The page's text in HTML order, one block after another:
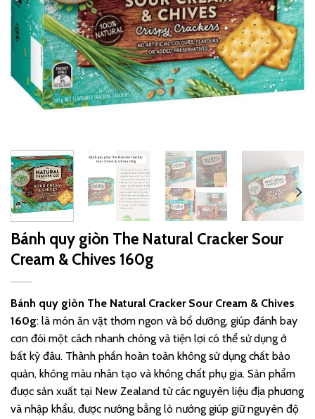
Bánh quy giòn The Natural Cracker Sour
Cream & Chives 160g
Bánh quy giòn The Natural Cracker Sour Cream & Chives
160g: là món ăn vặt thơm ngon và bổ dưỡng, giúp đánh bay
cơn đói một cách nhanh chóng và tiện lợi có thể sử dụng ở
bất kỳ đâu. Thành phần hoàn toàn không sử dụng chất bảo
quản, không màu nhân tạo và không chất phụ gia. Sản phẩm
được sản xuất tại New Zealand từ các nguyên liệu địa phương
và nhập khẩu, được nướng bằng lò nướng giúp giữ nguyên độ